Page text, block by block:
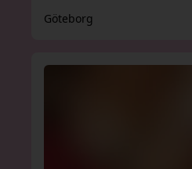
Göteborg